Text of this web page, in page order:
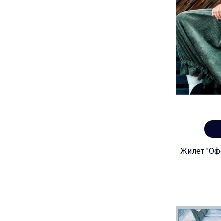
Жилет